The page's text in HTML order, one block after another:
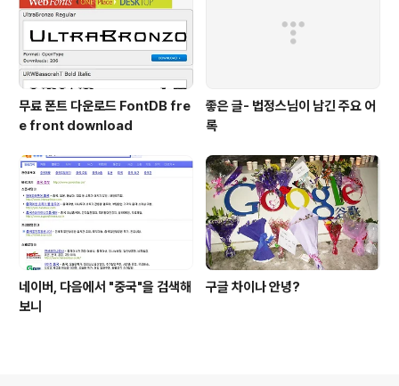
무료 폰트 다운로드 FontDB fre
e front download
좋은 글- 법정스님이 남긴 주요 어
록
네이버, 다음에서 "중국"을 검색해
보니
구글 차이나 안녕?